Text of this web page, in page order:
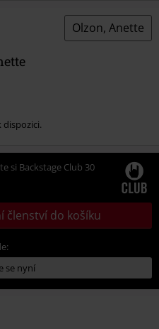
Olzon, Anette
si Backstage Club 30
členství do košíku
se nyní